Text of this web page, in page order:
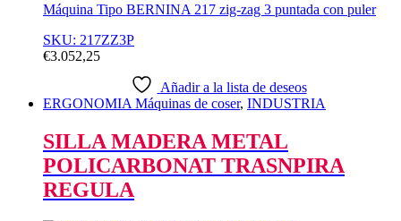
Máquina Tipo BERNINA 217 zig-zag 3 puntada con puler
SKU: 217ZZ3P
€3.052,25
Añadir a la lista de deseos
ERGONOMIA Máquinas de coser, INDUSTRIA
SILLA MADERA METAL
POLICARBONAT TRASNPIRA
REGULA